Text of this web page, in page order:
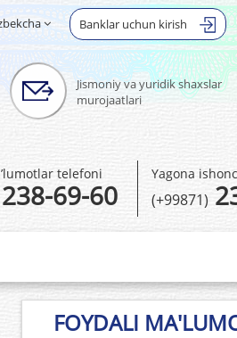
Banklar uchun kirish
Jismoniy va yuridik shaxslar
murojaatlari
telefoni
69-60
Yagona
(+99871)
FOYDALI